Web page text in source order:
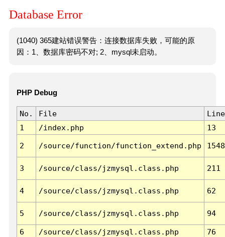
Database Error
(1040) 365建站错误警告：连接数据库失败，可能的原
因：1、数据库密码不对; 2、mysql未启动。
PHP Debug
No. File
Line
1
/index.php 13
2 /source/function/function_extend.php 1548
3 /source/class/jzmysql.class.php 211
4 /source/class/jzmysql.class.php 62
5 /source/class/jzmysql.class.php 94
6 /source/class/jzmysql.class.php 76